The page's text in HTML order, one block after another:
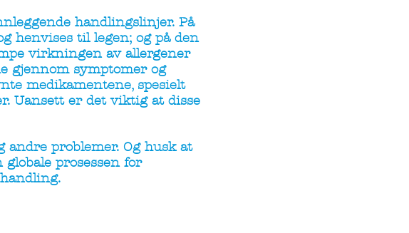
handlingslinjer. På
henvises til legen; og på den
virkningen av allergener
gjennom symptomer og
medikamentene, spesielt
Uansett er det viktig at disse
andre problemer. Og husk at
prosessen for